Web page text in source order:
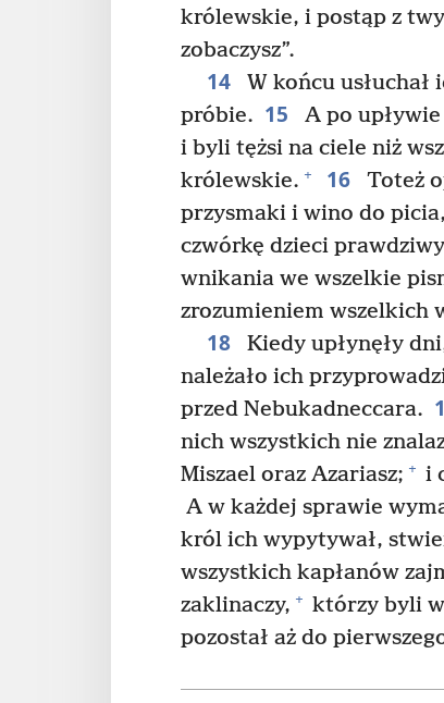
królewskie, i postąp z
zobaczysz”.
14
W końcu
próbie. 15
A po
i byli tężsi na ciele niż
królewskie. + 16
Toteż
przysmaki i wino do
czwórkę dzieci
wnikania we wszelkie
zrozumieniem wszelkich
18
Kiedy upłynęły
należało ich
przed Nebukadneccara.
nich wszystkich nie
Miszael oraz Azariasz; + i
A w każdej sprawie
król ich wypytywał,
wszystkich kapłanów
zaklinaczy, + którzy byli
pozostał aż do